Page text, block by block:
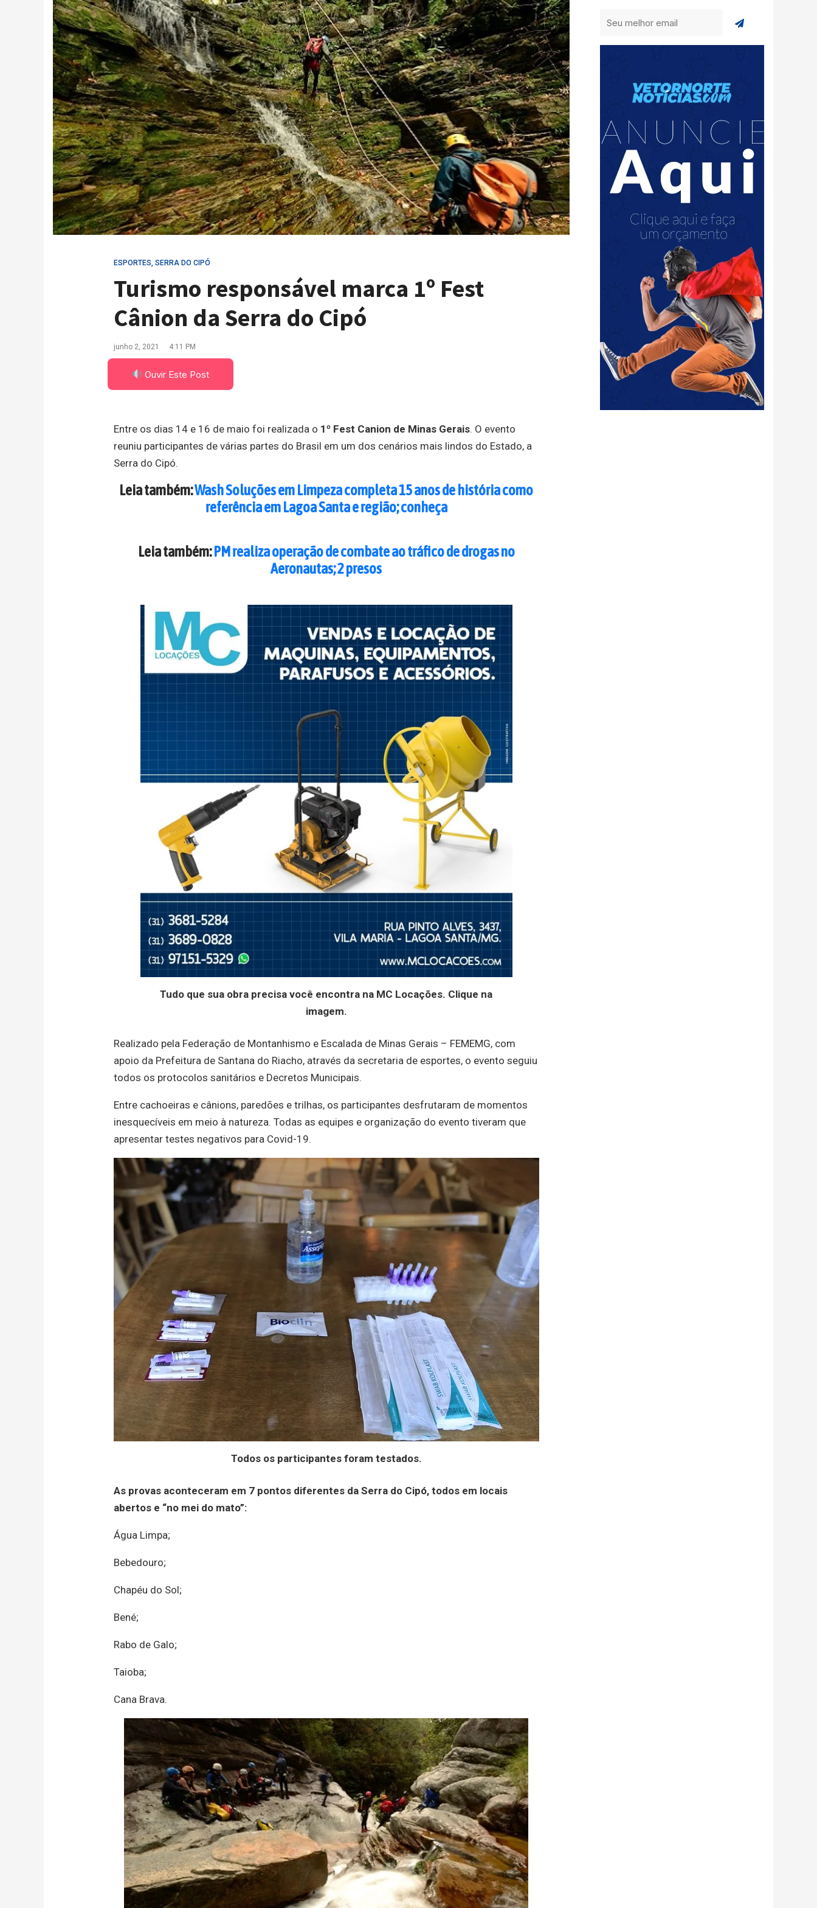
ESPORTES, SERRA DO CIPÓ
Turismo responsável marca 1º Fest
Cânion da Serra do Cipó
junho 2, 2021 4:11 PM
Ouvir Este Post
Entre os dias 14 e 16 de maio foi realizada o 1º Fest Canion de Minas Gerais. O evento
reuniu participantes de várias partes do Brasil em um dos cenários mais lindos do Estado, a
Serra do Cipó.
Leia também:Wash Soluções em Limpeza completa 15 anos de história como
referência em Lagoa Santa e região; conheça
Leia também:PM realiza operação de combate ao tráfico de drogas no
Aeronautas; 2 presos
Tudo que sua obra precisa você encontra na MC Locações. Clique na
imagem.
Realizado pela Federação de Montanhismo e Escalada de Minas Gerais – FEMEMG, com
apoio da Prefeitura de Santana do Riacho, através da secretaria de esportes, o evento seguiu
todos os protocolos sanitários e Decretos Municipais.
Entre cachoeiras e cânions, paredões e trilhas, os participantes desfrutaram de momentos
inesquecíveis em meio à natureza. Todas as equipes e organização do evento tiveram que
apresentar testes negativos para Covid-19.
Todos os participantes foram testados.
As provas aconteceram em 7 pontos diferentes da Serra do Cipó, todos em locais
abertos e “no mei do mato”:
Água Limpa;
Bebedouro;
Chapéu do Sol;
Bené;
Rabo de Galo;
Taioba;
Cana Brava.